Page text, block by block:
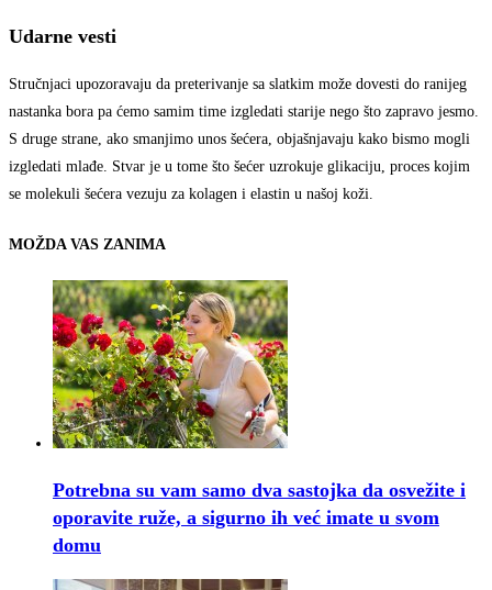
Udarne vesti
Stručnjaci upozoravaju da preterivanje sa slatkim može dovesti do ranijeg
nastanka bora pa ćemo samim time izgledati starije nego što zapravo jesmo.
S druge strane, ako smanjimo unos šećera, objašnjavaju kako bismo mogli
izgledati mlađe. Stvar je u tome što šećer uzrokuje glikaciju, proces kojim
se molekuli šećera vezuju za kolagen i elastin u našoj koži.
MOŽDA VAS ZANIMA
Potrebna su vam samo dva sastojka da osvežite i
oporavite ruže, a sigurno ih već imate u svom
domu